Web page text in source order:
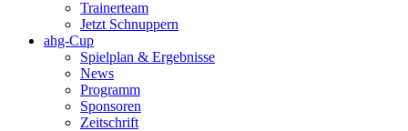
Trainerteam
Jetzt Schnuppern
ahg-Cup
Spielplan & Ergebnisse
News
Programm
Sponsoren
Zeitschrift